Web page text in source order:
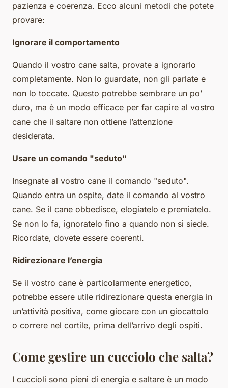
pazienza e coerenza. Ecco alcuni metodi che potete
provare:
Ignorare il comportamento
Quando il vostro cane salta, provate a ignorarlo
completamente. Non lo guardate, non gli parlate e
non lo toccate. Questo potrebbe sembrare un po’
duro, ma è un modo efficace per far capire al vostro
cane che il saltare non ottiene l’attenzione
desiderata.
Usare un comando "seduto"
Insegnate al vostro cane il comando "seduto".
Quando entra un ospite, date il comando al vostro
cane. Se il cane obbedisce, elogiatelo e premiatelo.
Se non lo fa, ignoratelo fino a quando non si siede.
Ricordate, dovete essere coerenti.
Ridirezionare l’energia
Se il vostro cane è particolarmente energetico,
potrebbe essere utile ridirezionare questa energia in
un’attività positiva, come giocare con un giocattolo
o correre nel cortile, prima dell’arrivo degli ospiti.
Come gestire un cucciolo che salta?
I cuccioli sono pieni di energia e saltare è un modo